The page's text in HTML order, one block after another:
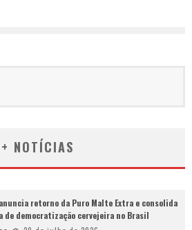
+ NOTÍCIAS
retorno da Puro Malte Extra e consolida
democratização cervejeira no Brasil